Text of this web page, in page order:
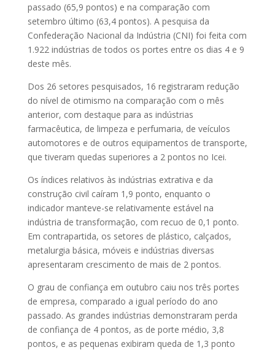
passado (65,9 pontos) e na comparação com
setembro último (63,4 pontos). A pesquisa da
Confederação Nacional da Indústria (CNI) foi feita com
1.922 indústrias de todos os portes entre os dias 4 e 9
deste mês.
Dos 26 setores pesquisados, 16 registraram redução
do nível de otimismo na comparação com o mês
anterior, com destaque para as indústrias
farmacêutica, de limpeza e perfumaria, de veículos
automotores e de outros equipamentos de transporte,
que tiveram quedas superiores a 2 pontos no Icei.
Os índices relativos às indústrias extrativa e da
construção civil caíram 1,9 ponto, enquanto o
indicador manteve-se relativamente estável na
indústria de transformação, com recuo de 0,1 ponto.
Em contrapartida, os setores de plástico, calçados,
metalurgia básica, móveis e indústrias diversas
apresentaram crescimento de mais de 2 pontos.
O grau de confiança em outubro caiu nos três portes
de empresa, comparado a igual período do ano
passado. As grandes indústrias demonstraram perda
de confiança de 4 pontos, as de porte médio, 3,8
pontos, e as pequenas exibiram queda de 1,3 ponto